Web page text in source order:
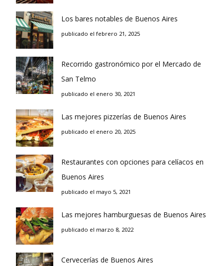
Los bares notables de Buenos Aires
publicado el febrero 21, 2025
Recorrido gastronómico por el Mercado de
San Telmo
publicado el enero 30, 2021
Las mejores pizzerías de Buenos Aires
publicado el enero 20, 2025
Restaurantes con opciones para celíacos en
Buenos Aires
publicado el mayo 5, 2021
Las mejores hamburguesas de Buenos Aires
publicado el marzo 8, 2022
Cervecerías de Buenos Aires